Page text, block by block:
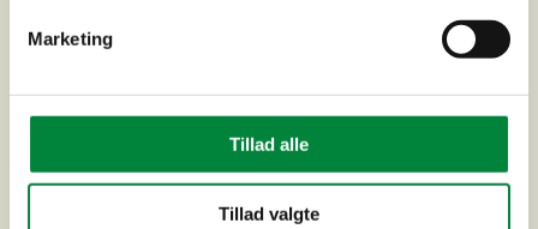
Marketing
Tillad alle
Tillad valgte